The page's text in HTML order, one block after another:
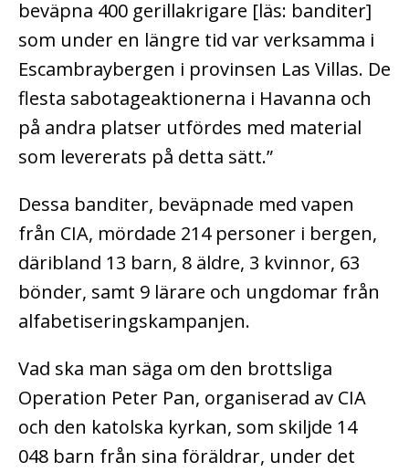
beväpna 400 gerillakrigare [läs: banditer]
som under en längre tid var verksamma i
Escambraybergen i provinsen Las Villas. De
flesta sabotageaktionerna i Havanna och
på andra platser utfördes med material
som levererats på detta sätt.”
Dessa banditer, beväpnade med vapen
från CIA, mördade 214 personer i bergen,
däribland 13 barn, 8 äldre, 3 kvinnor, 63
bönder, samt 9 lärare och ungdomar från
alfabetiseringskampanjen.
Vad ska man säga om den brottsliga
Operation Peter Pan, organiserad av CIA
och den katolska kyrkan, som skiljde 14
048 barn från sina föräldrar, under det